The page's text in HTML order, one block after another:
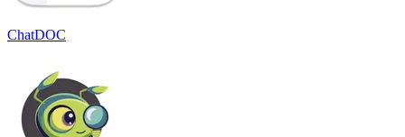
ChatDOC